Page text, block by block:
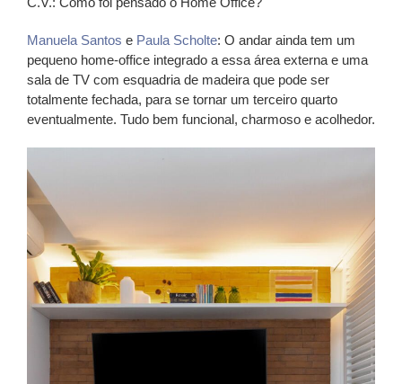
Manuela Santos e Paula Scholte: O andar ainda tem um
pequeno home-office integrado a essa área externa e uma
sala de TV com esquadria de madeira que pode ser
totalmente fechada, para se tornar um terceiro quarto
eventualmente. Tudo bem funcional, charmoso e acolhedor.